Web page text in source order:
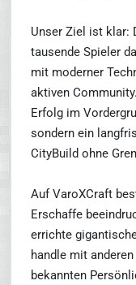
Unser Ziel ist klar:
tausende Spieler
mit moderner
aktiven
Erfolg im
sondern ein
CityBuild ohne
Auf VaroXCraft
Erschaffe
errichte
handle mit
bekannten